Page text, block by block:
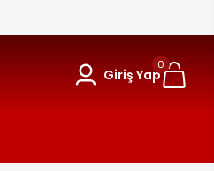
Giriş Yap
0